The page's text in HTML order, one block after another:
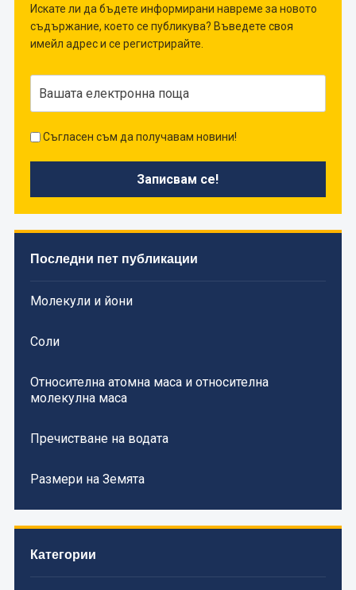
Искате ли да бъдете информирани навреме за новото
съдържание, което се публикува? Въведете своя
имейл адрес и се регистрирайте.
Съгласен съм да получавам новини!
Последни пет публикации
Молекули и йони
Соли
Относителна атомна маса и относителна
молекулна маса
Пречистване на водата
Размери на Земята
Категории